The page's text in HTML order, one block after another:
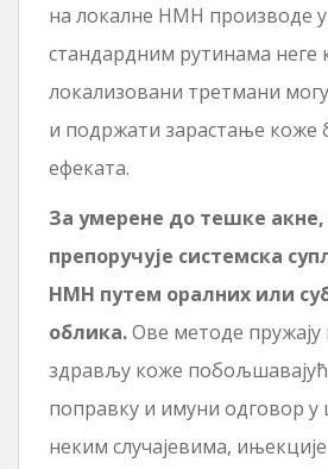
на локалне НМН производе
стандардним рутинама неге
локализовани третмани
и подржати зарастање коже
ефеката.
За умерене до тешке акне,
препоручује системска
НМН путем оралних или
облика.Ове методе
здрављу коже
поправку и имуни одговор у
неким случајевима,